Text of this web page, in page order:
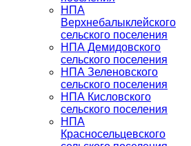
НПА
Верхнебалыклейского
сельского поселения
НПА Демидовского
сельского поселения
НПА Зеленовского
сельского поселения
НПА Кисловского
сельского поселения
НПА
Красносельцевского